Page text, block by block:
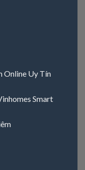
Online Uy Tín
Smart